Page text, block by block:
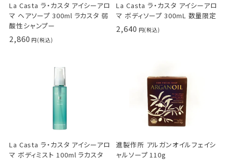
La Casta ラ・カスタ アイシーアロ
マ ヘアソープ 300ml ラカスタ 弱
酸性シャンプー
2,860
La Casta ラ・カスタ アイシーアロ
マ ボディソープ 300mL 数量限定
2,640
La Casta ラ・カスタ アイシーアロ
マ ボディミスト 100ml ラカスタ
進製作所 アルガンオイルフェイシ
ャルソープ 110g